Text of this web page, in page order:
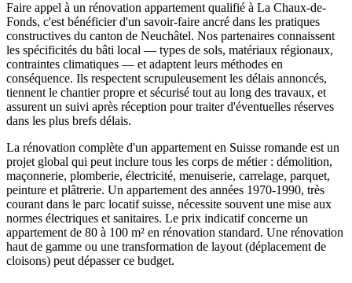
Faire appel à un rénovation appartement qualifié à La Chaux-de-
Fonds, c'est bénéficier d'un savoir-faire ancré dans les pratiques
constructives du canton de Neuchâtel. Nos partenaires connaissent
les spécificités du bâti local — types de sols, matériaux régionaux,
contraintes climatiques — et adaptent leurs méthodes en
conséquence. Ils respectent scrupuleusement les délais annoncés,
tiennent le chantier propre et sécurisé tout au long des travaux, et
assurent un suivi après réception pour traiter d'éventuelles réserves
dans les plus brefs délais.
La rénovation complète d'un appartement en Suisse romande est un
projet global qui peut inclure tous les corps de métier : démolition,
maçonnerie, plomberie, électricité, menuiserie, carrelage, parquet,
peinture et plâtrerie. Un appartement des années 1970-1990, très
courant dans le parc locatif suisse, nécessite souvent une mise aux
normes électriques et sanitaires. Le prix indicatif concerne un
appartement de 80 à 100 m² en rénovation standard. Une rénovation
haut de gamme ou une transformation de layout (déplacement de
cloisons) peut dépasser ce budget.